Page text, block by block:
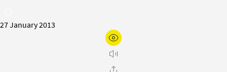
27 January 2013